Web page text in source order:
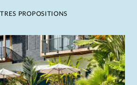
PROPOSITIONS